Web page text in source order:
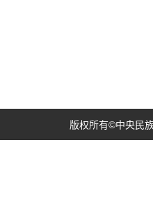
版权所有©中央民